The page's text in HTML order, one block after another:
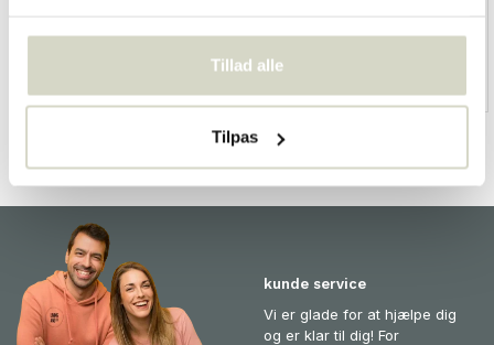
Tillad alle
Tilpas
kunde service
Vi er glade for at hjælpe dig
og er klar til dig! For